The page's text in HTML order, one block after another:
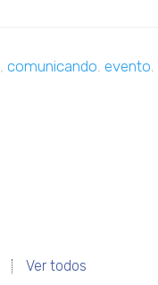
, comunicando, evento,
Ver todos